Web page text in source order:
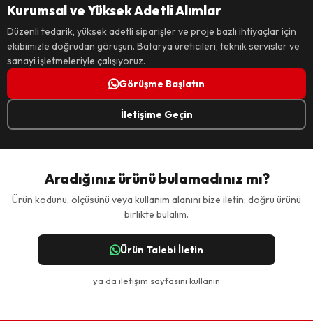
Kurumsal ve Yüksek Adetli Alımlar
Düzenli tedarik, yüksek adetli siparişler ve proje bazlı ihtiyaçlar için
ekibimizle doğrudan görüşün. Batarya üreticileri, teknik servisler ve
sanayi işletmeleriyle çalışıyoruz.
Görüşme Başlatın
İletişime Geçin
Aradığınız ürünü bulamadınız mı?
Ürün kodunu, ölçüsünü veya kullanım alanını bize iletin; doğru ürünü
birlikte bulalım.
Ürün Talebi İletin
ya da iletişim sayfasını kullanın